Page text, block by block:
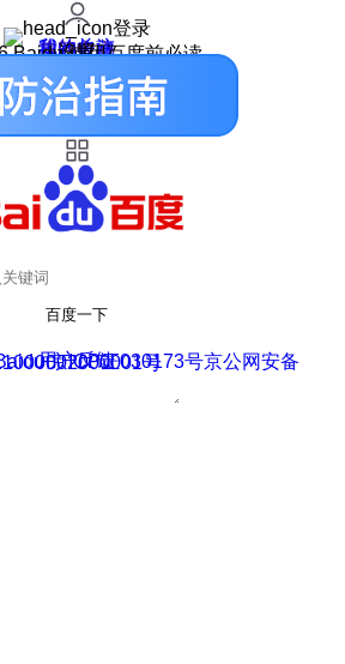
登录
我的关注
我的收藏
皮肤中心
用户反馈
设置
Baidu 使用百度前必读
百度一下
用户反馈
京ICP证030173号
公网安备11000002000001号